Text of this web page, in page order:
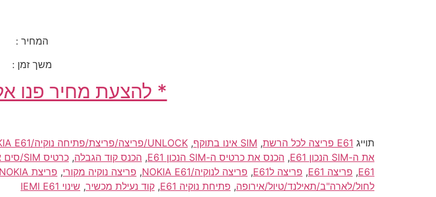
המחיר :
משך זמן :
* להצעת מחיר פנו
תוייג E61 פריצה לכל הרשת , SIM אינו בתוקף , UNLOCK/פריצה/פריצת/פתיחה נוקיה/NOKIA E61 לסיםפריי/סים פריי/simfree
את ה-SIM הנכון E61
, הכנס את כרטיס ה-SIM הנכון E61 , הכנס קוד הגבלה, כרטיס SIM/סים אינו בתוקף E61
E61
, פריצה E61 , פריצה לE61 , פריצה לנוקיה/NOKIA E61 , פריצה נוקיה מקורי, פריצת NOKIA/נוקיה E61
לחול/לארה"ב/תאילנד/טיול/אירופה, פתיחת נוקיה E61 , קוד נעילת מכשיר, שינוי IEMI E61